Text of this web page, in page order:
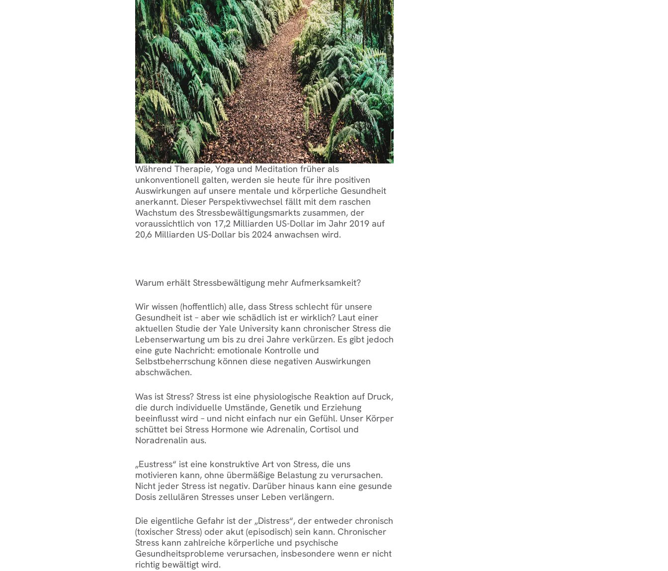
Während Therapie, Yoga und Meditation früher als
unkonventionell galten, werden sie heute für ihre positiven
Auswirkungen auf unsere mentale und körperliche Gesundheit
anerkannt. Dieser Perspektivwechsel fällt mit dem raschen
Wachstum des Stressbewältigungsmarkts zusammen, der
voraussichtlich von 17,2 Milliarden US-Dollar im Jahr 2019 auf
20,6 Milliarden US-Dollar bis 2024 anwachsen wird.
Warum erhält Stressbewältigung mehr Aufmerksamkeit?
Wir wissen (hoffentlich) alle, dass Stress schlecht für unsere
Gesundheit ist – aber wie schädlich ist er wirklich? Laut einer
aktuellen Studie der Yale University kann chronischer Stress die
Lebenserwartung um bis zu drei Jahre verkürzen. Es gibt jedoch
eine gute Nachricht: emotionale Kontrolle und
Selbstbeherrschung können diese negativen Auswirkungen
abschwächen.
Was ist Stress? Stress ist eine physiologische Reaktion auf Druck,
die durch individuelle Umstände, Genetik und Erziehung
beeinflusst wird – und nicht einfach nur ein Gefühl. Unser Körper
schüttet bei Stress Hormone wie Adrenalin, Cortisol und
Noradrenalin aus.
„Eustress“ ist eine konstruktive Art von Stress, die uns
motivieren kann, ohne übermäßige Belastung zu verursachen.
Nicht jeder Stress ist negativ. Darüber hinaus kann eine gesunde
Dosis zellulären Stresses unser Leben verlängern.
Die eigentliche Gefahr ist der „Distress“, der entweder chronisch
(toxischer Stress) oder akut (episodisch) sein kann. Chronischer
Stress kann zahlreiche körperliche und psychische
Gesundheitsprobleme verursachen, insbesondere wenn er nicht
richtig bewältigt wird.